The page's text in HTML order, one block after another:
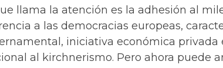
llama la atención es la adhesión al
a las democracias europeas,
iniciativa económica privada
al kirchnerismo. Pero ahora puede